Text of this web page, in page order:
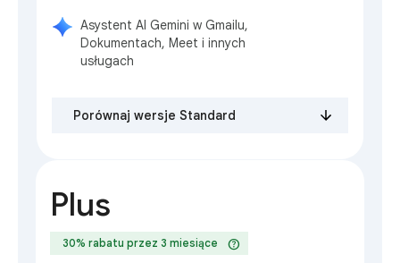
Asystent AI Gemini w Gmailu,
Dokumentach, Meet i innych
usługach
Porównaj wersje Standard
Plus
30% rabatu przez 3 miesiące help